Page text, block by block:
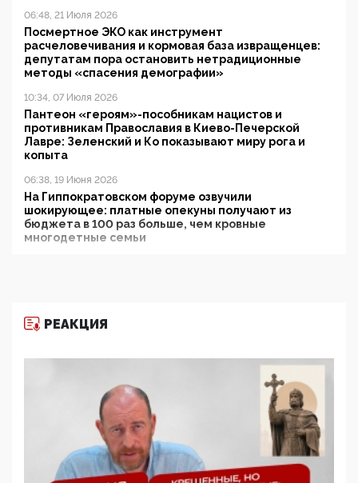
06:48, 21 Июля 2026
Посмертное ЭКО как инструмент
расчеловечивания и кормовая база извращенцев:
депутатам пора остановить нетрадиционные
методы «спасения демографии»
10:34, 07 Июля 2026
Пантеон «героям»-пособникам нацистов и
противникам Православия в Киево-Печерской
Лавре: Зеленский и Ко показывают миру рога и
копыта
06:38, 19 Июня 2026
На Гиппократовском форуме озвучили
шокирующее: платные опекуны получают из
бюджета в 100 раз больше, чем кровные
многодетные семьи
11:53, 09 Июня 2026
деятельность ИИТО ЮНЕСКО в России, но
цифроглобалисты продолжают определять
повестку в образовании
09:43, 01 Июня 2026
5G за счет здоровья граждан: Минцифры намерено
отобрать у регионов и муниципалитетов право
защищать жилые дома и социальные объекты от
РЕАКЦИЯ